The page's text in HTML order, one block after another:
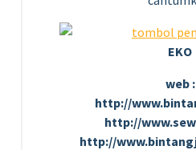
EKO
web :
http://
http://
http://